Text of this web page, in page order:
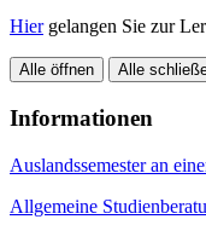
Hiergelangen Sie zur
Alle öffnen Alle
Informationen
Auslandssemester an
Allgemeine